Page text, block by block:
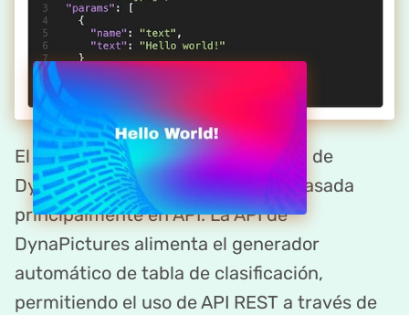
El creador de tabla de clasificación de
DynaPictures es una plataforma basada
principalmente en API. La API de
DynaPictures alimenta el generador
automático de tabla de clasificación,
permitiendo el uso de API REST a través de